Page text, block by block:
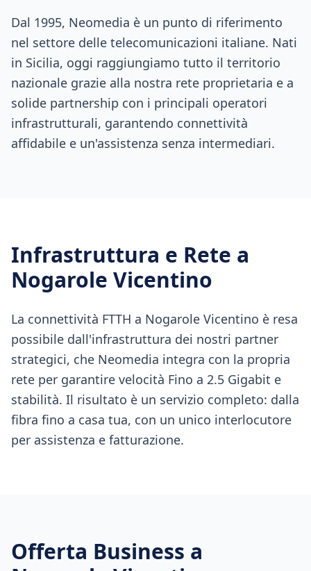
Dal 1995, Neomedia è un punto di riferimento
nel settore delle telecomunicazioni italiane. Nati
in Sicilia, oggi raggiungiamo tutto il territorio
nazionale grazie alla nostra rete proprietaria e a
solide partnership con i principali operatori
infrastrutturali, garantendo connettività
affidabile e un'assistenza senza intermediari.
Infrastruttura e Rete a
Nogarole Vicentino
La connettività FTTH a Nogarole Vicentino è resa
possibile dall'infrastruttura dei nostri partner
strategici, che Neomedia integra con la propria
rete per garantire velocità Fino a 2.5 Gigabit e
stabilità. Il risultato è un servizio completo: dalla
fibra fino a casa tua, con un unico interlocutore
per assistenza e fatturazione.
Offerta Business a